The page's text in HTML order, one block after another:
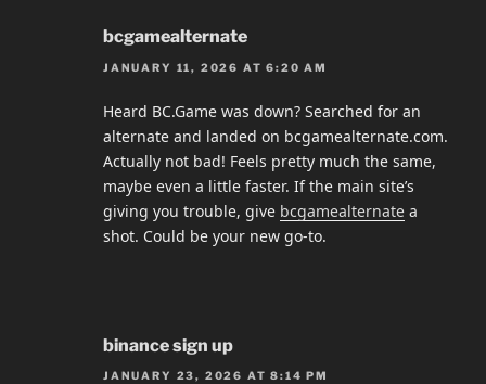
bcgamealternate
JANUARY 11, 2026 AT 6:20 AM
Heard BC.Game was down? Searched for an
alternate and landed on bcgamealternate.com.
Actually not bad! Feels pretty much the same,
maybe even a little faster. If the main site’s
giving you trouble, give bcgamealternate a
shot. Could be your new go-to.
binance sign up
JANUARY 23, 2026 AT 8:14 PM